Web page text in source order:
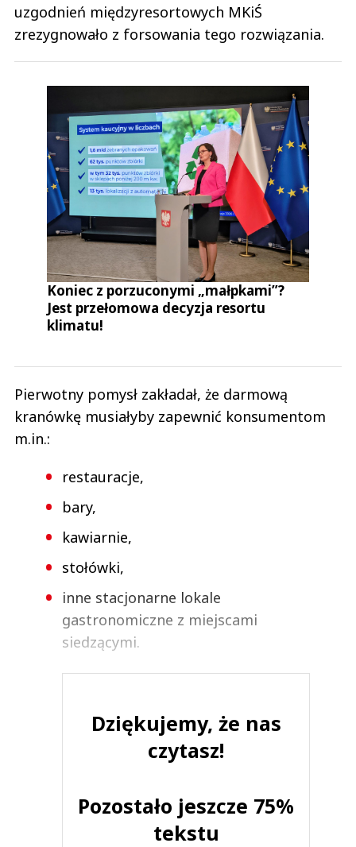
uzgodnień międzyresortowych MKiŚ
zrezygnowało z forsowania tego rozwiązania.
Koniec z porzuconymi „małpkami”?
Jest przełomowa decyzja resortu
klimatu!
Pierwotny pomysł zakładał, że darmową
kranówkę musiałyby zapewnić konsumentom
m.in.:
restauracje,
bary,
kawiarnie,
stołówki,
inne stacjonarne lokale
gastronomiczne z miejscami
siedzącymi.
Dziękujemy, że nas
czytasz!
Pozostało jeszcze 75%
tekstu